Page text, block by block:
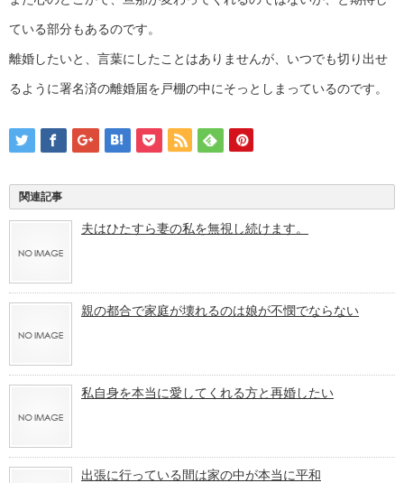
ている部分もあるのです。
離婚したいと、言葉にしたことはありませんが、いつでも切り出せ
るように署名済の離婚届を戸棚の中にそっとしまっているのです。
関連記事
夫はひたすら妻の私を無視し続けます。
親の都合で家庭が壊れるのは娘が不憫でならない
私自身を本当に愛してくれる方と再婚したい
出張に行っている間は家の中が本当に平和